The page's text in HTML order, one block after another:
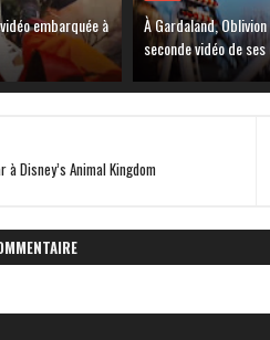
embarquée à
À Gardaland,
seconde vidéo de
Disney’s Animal Kingdom